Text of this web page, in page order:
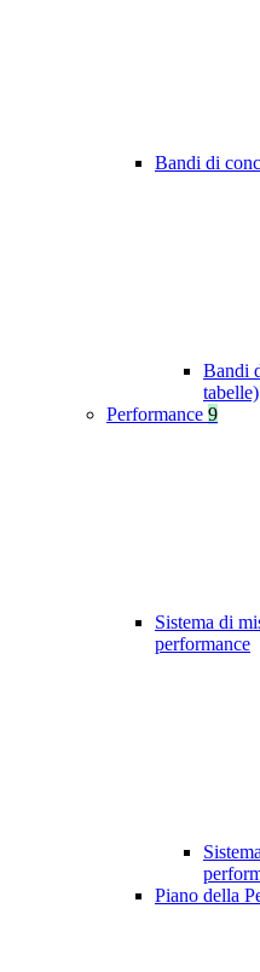
Bandi di
Bandi
tabelle)
Performance 9
Sistema di
performance
Piano della